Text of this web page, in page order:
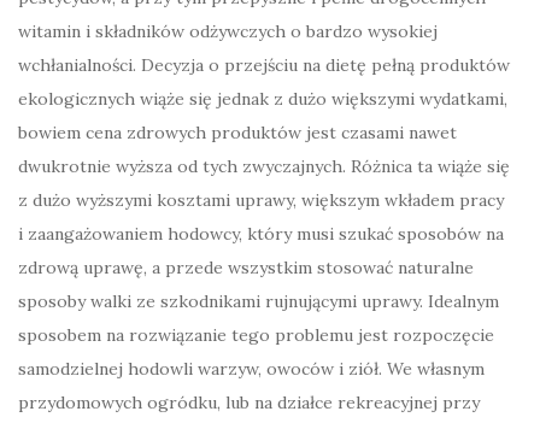
witamin i składników odżywczych o bardzo wysokiej
wchłanialności. Decyzja o przejściu na dietę pełną produktów
ekologicznych wiąże się jednak z dużo większymi wydatkami,
bowiem cena zdrowych produktów jest czasami nawet
dwukrotnie wyższa od tych zwyczajnych. Różnica ta wiąże się
z dużo wyższymi kosztami uprawy, większym wkładem pracy
i zaangażowaniem hodowcy, który musi szukać sposobów na
zdrową uprawę, a przede wszystkim stosować naturalne
sposoby walki ze szkodnikami rujnującymi uprawy. Idealnym
sposobem na rozwiązanie tego problemu jest rozpoczęcie
samodzielnej hodowli warzyw, owoców i ziół. We własnym
przydomowych ogródku, lub na działce rekreacyjnej przy